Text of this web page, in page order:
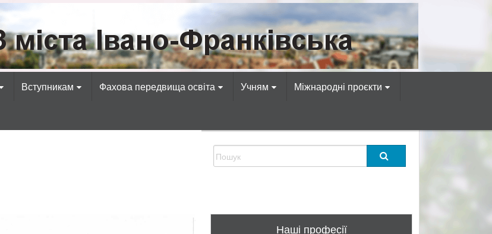
Франківська
електротехнічних, економічних, комп’ютерних професій!
Вступникам Фахова передвища освіта Учням Міжнародні проєкти
Наші професії